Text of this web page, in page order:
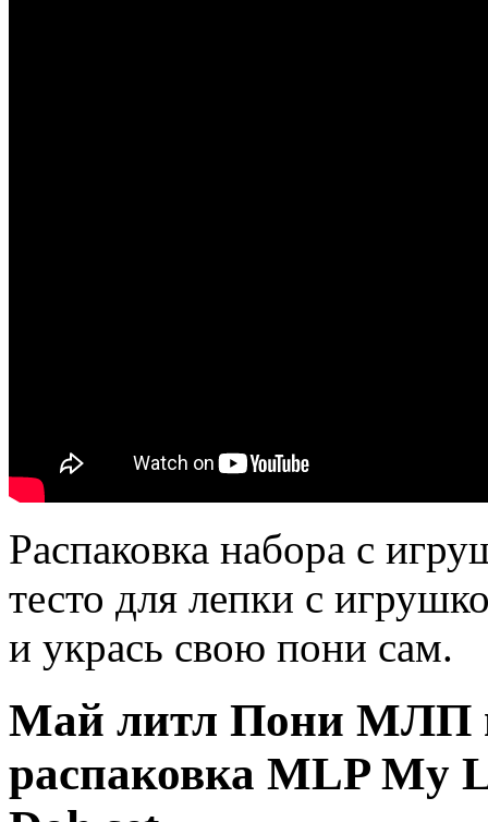
Распаковка набора с
тесто для лепки с
и укрась свою пони сам.
Май литл Пони МЛП
распаковка MLP My